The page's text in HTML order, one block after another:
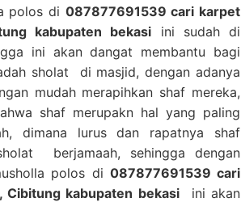
polos di 087877691539 cari karpet
kabupaten bekasi ini sudah di
ini akan dangat membantu bagi
sholat di masjid, dengan adanya
mudah merapihkan shaf mereka,
shaf merupakn hal yang paling
dimana lurus dan rapatnya shaf
berjamaah, sehingga dengan
polos di 087877691539 cari
kabupaten bekasiini akan